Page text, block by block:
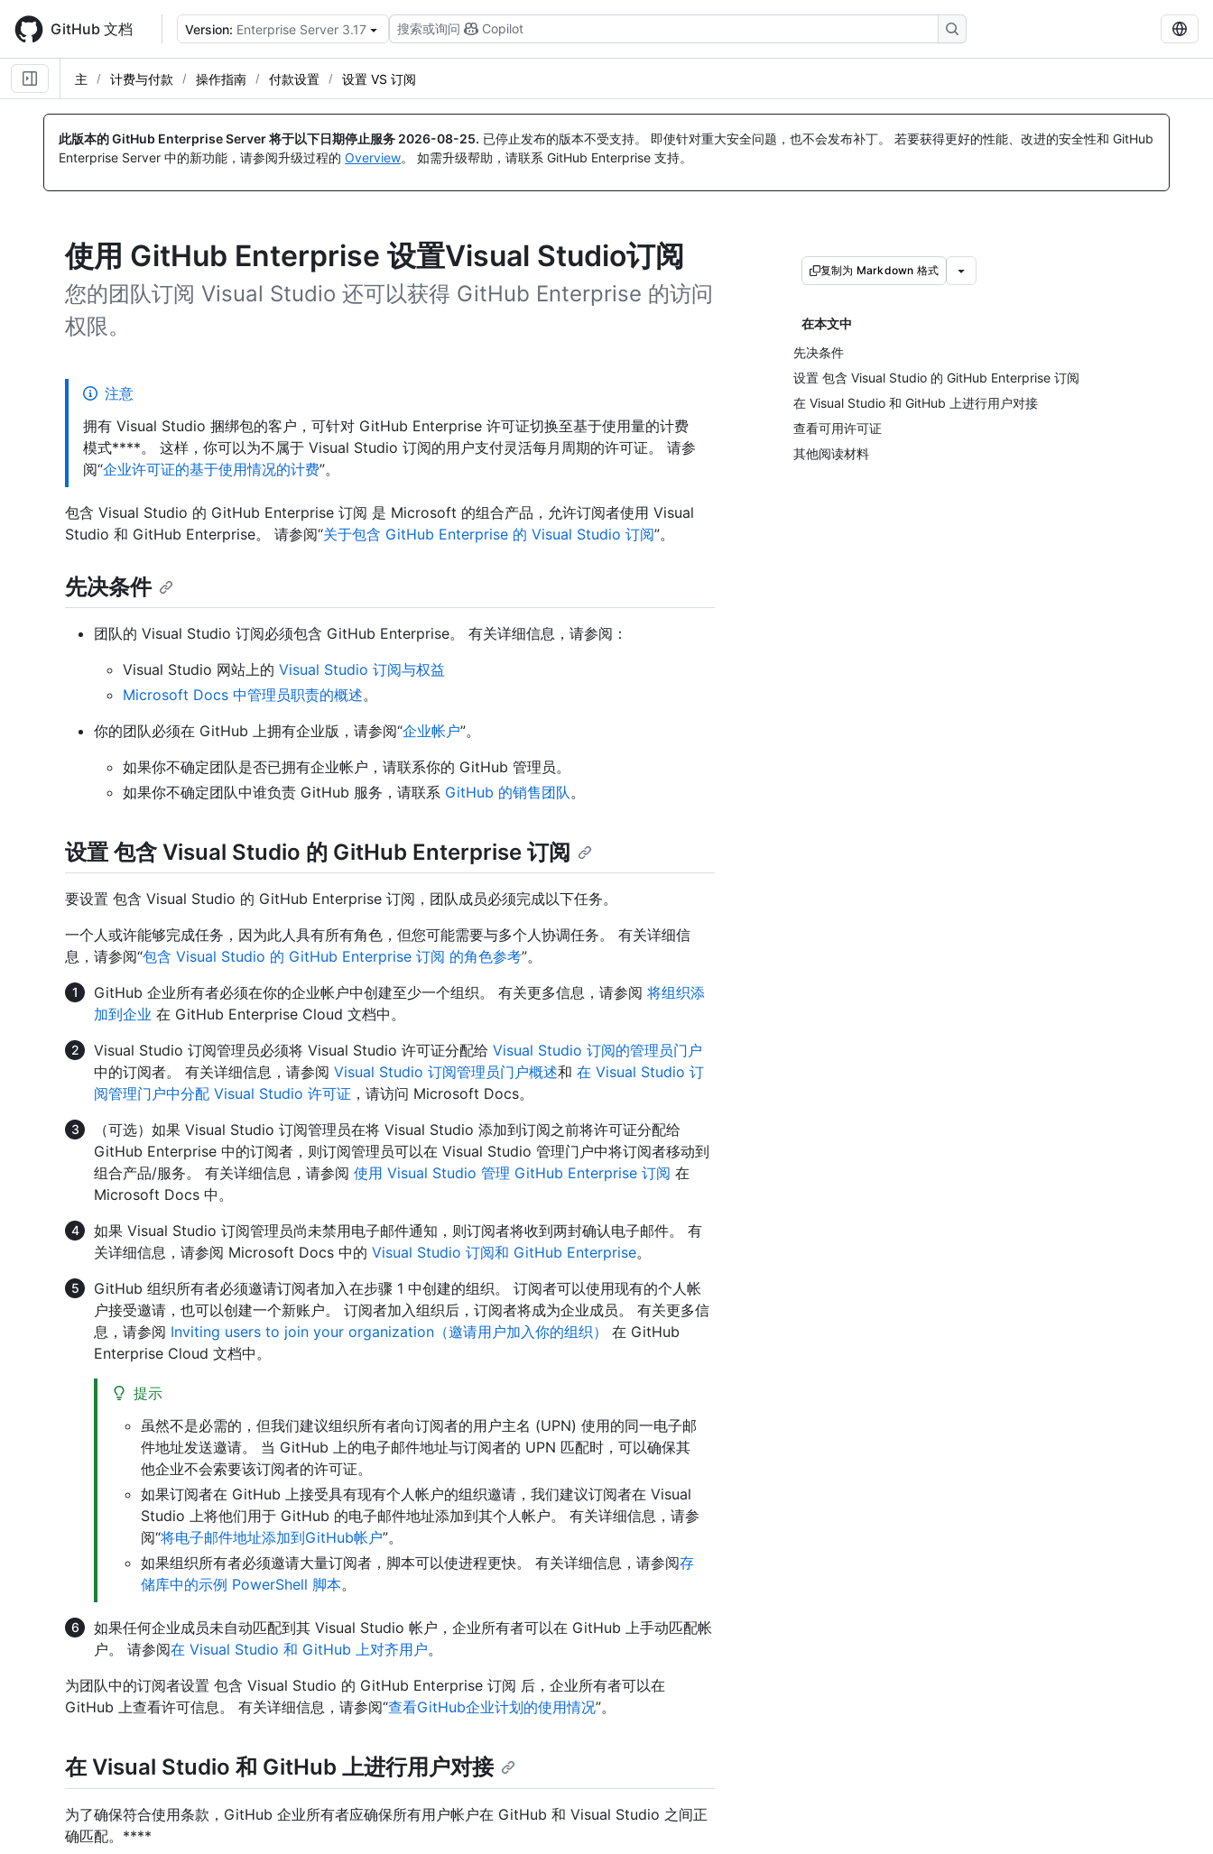
main
content
GitHub 文档 Version: Enterprise Server 3.17 搜索或询问 Copilot
主 计费与付款 操作指南 付款设置 设置 VS 订阅
此版本的 GitHub Enterprise Server 将于以下日期停止服务 2026-08-25. 已停止发布的版本不受支持。 即使针对重大安全问题，也不会发布补丁。 若要获得更好的性能、改进的安全性和 GitHub
Enterprise Server 中的新功能，请参阅升级过程的 Overview。 如需升级帮助，请联系 GitHub Enterprise 支持。
使用 GitHub Enterprise 设置Visual Studio订阅
您的团队订阅 Visual Studio 还可以获得 GitHub Enterprise 的访问
权限。
复制为 Markdown 格式
在本文中
先决条件
设置 包含 Visual Studio 的 GitHub Enterprise 订阅
在 Visual Studio 和 GitHub 上进行用户对接
查看可用许可证
其他阅读材料
注意
拥有 Visual Studio 捆绑包的客户，可针对 GitHub Enterprise 许可证切换至基于使用量的计费
模式****。 这样，你可以为不属于 Visual Studio 订阅的用户支付灵活每月周期的许可证。 请参
阅“企业许可证的基于使用情况的计费”。
包含 Visual Studio 的 GitHub Enterprise 订阅 是 Microsoft 的组合产品，允许订阅者使用 Visual
Studio 和 GitHub Enterprise。 请参阅“关于包含 GitHub Enterprise 的 Visual Studio 订阅”。
先决条件
团队的 Visual Studio 订阅必须包含 GitHub Enterprise。 有关详细信息，请参阅：
Visual Studio 网站上的 Visual Studio 订阅与权益
Microsoft Docs 中管理员职责的概述。
你的团队必须在 GitHub 上拥有企业版，请参阅“企业帐户”。
如果你不确定团队是否已拥有企业帐户，请联系你的 GitHub 管理员。
如果你不确定团队中谁负责 GitHub 服务，请联系 GitHub 的销售团队。
设置 包含 Visual Studio 的 GitHub Enterprise 订阅
要设置 包含 Visual Studio 的 GitHub Enterprise 订阅，团队成员必须完成以下任务。
一个人或许能够完成任务，因为此人具有所有角色，但您可能需要与多个人协调任务。 有关详细信
息，请参阅“包含 Visual Studio 的 GitHub Enterprise 订阅 的角色参考”。
GitHub 企业所有者必须在你的企业帐户中创建至少一个组织。 有关更多信息，请参阅 将组织添
加到企业 在 GitHub Enterprise Cloud 文档中。
Visual Studio 订阅管理员必须将 Visual Studio 许可证分配给 Visual Studio 订阅的管理员门户
中的订阅者。 有关详细信息，请参阅 Visual Studio 订阅管理员门户概述和 在 Visual Studio 订
阅管理门户中分配 Visual Studio 许可证 ，请访问 Microsoft Docs。
（可选）如果 Visual Studio 订阅管理员在将 Visual Studio 添加到订阅之前将许可证分配给
GitHub Enterprise 中的订阅者，则订阅管理员可以在 Visual Studio 管理门户中将订阅者移动到
组合产品/服务。 有关详细信息，请参阅 使用 Visual Studio 管理 GitHub Enterprise 订阅 在
Microsoft Docs 中。
如果 Visual Studio 订阅管理员尚未禁用电子邮件通知，则订阅者将收到两封确认电子邮件。 有
关详细信息，请参阅 Microsoft Docs 中的 Visual Studio 订阅和 GitHub Enterprise。
GitHub 组织所有者必须邀请订阅者加入在步骤 1 中创建的组织。 订阅者可以使用现有的个人帐
户接受邀请，也可以创建一个新账户。 订阅者加入组织后，订阅者将成为企业成员。 有关更多信
息，请参阅 Inviting users to join your organization（邀请用户加入你的组织）
在 GitHub
Enterprise Cloud 文档中。
提示
虽然不是必需的，但我们建议组织所有者向订阅者的用户主名 (UPN) 使用的同一电子邮
件地址发送邀请。 当 GitHub 上的电子邮件地址与订阅者的 UPN 匹配时，可以确保其
他企业不会索要该订阅者的许可证。
如果订阅者在 GitHub 上接受具有现有个人帐户的组织邀请，我们建议订阅者在 Visual
Studio 上将他们用于 GitHub 的电子邮件地址添加到其个人帐户。 有关详细信息，请参
阅“将电子邮件地址添加到GitHub帐户”。
如果组织所有者必须邀请大量订阅者，脚本可以使进程更快。 有关详细信息，请参阅存
储库中的示例 PowerShell 脚本。
如果任何企业成员未自动匹配到其 Visual Studio 帐户，企业所有者可以在 GitHub 上手动匹配帐
户。 请参阅在 Visual Studio 和 GitHub 上对齐用户。
为团队中的订阅者设置 包含 Visual Studio 的 GitHub Enterprise 订阅 后，企业所有者可以在
GitHub 上查看许可信息。 有关详细信息，请参阅“查看GitHub企业计划的使用情况”。
在 Visual Studio 和 GitHub 上进行用户对接
为了确保符合使用条款，GitHub 企业所有者应确保所有用户帐户在 GitHub 和 Visual Studio 之间正
确匹配。****